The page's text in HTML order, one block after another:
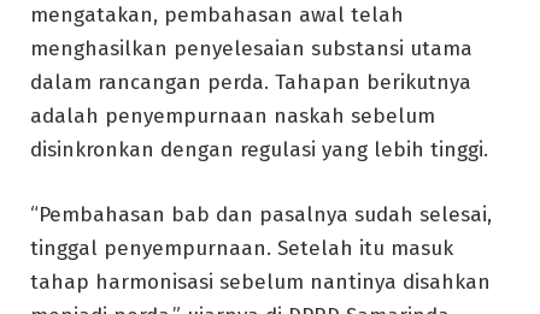
mengatakan, pembahasan awal telah
menghasilkan penyelesaian substansi utama
dalam rancangan perda. Tahapan berikutnya
adalah penyempurnaan naskah sebelum
disinkronkan dengan regulasi yang lebih tinggi.
“Pembahasan bab dan pasalnya sudah selesai,
tinggal penyempurnaan. Setelah itu masuk
tahap harmonisasi sebelum nantinya disahkan